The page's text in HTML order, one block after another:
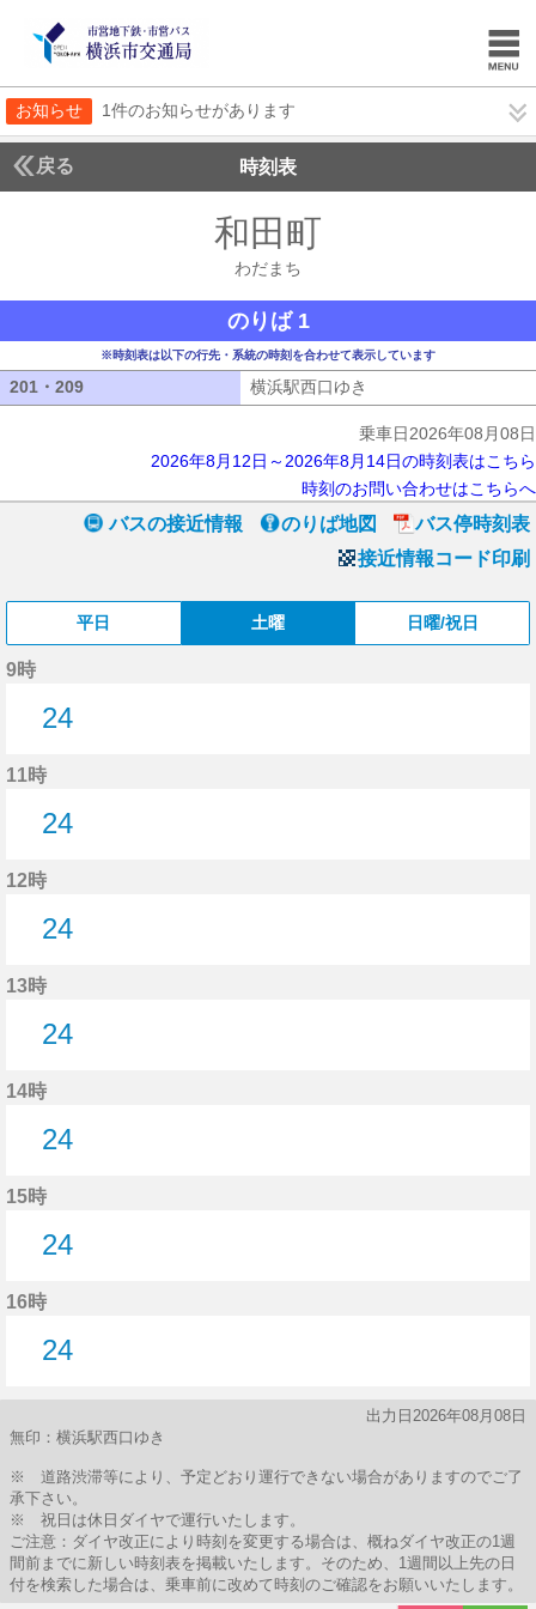
お知らせ 1件のお知らせがあります
戻る 時刻表
和田町
わだまち
のりば 1
※時刻表は以下の行先・系統の時刻を合わせて表示しています
201・209 横浜駅西口ゆき
乗車日2026年08月08日
2026年8月12日～2026年8月14日の時刻表はこちら
時刻のお問い合わせはこちらへ
バスの接近情報 のりば地図
バス停時刻表
接近情報コード印刷
平日 土曜 日曜/祝日
9時
24
11時
24
12時
24
13時
24
14時
24
15時
24
16時
24
出力日2026年08月08日
無印：横浜駅西口ゆき
※ 道路渋滞等により、予定どおり運行できない場合がありますのでご了
承下さい。
※ 祝日は休日ダイヤで運行いたします。
ご注意：ダイヤ改正により時刻を変更する場合は、概ねダイヤ改正の1週
間前までに新しい時刻表を掲載いたします。そのため、1週間以上先の日
付を検索した場合は、乗車前に改めて時刻のご確認をお願いいたします。